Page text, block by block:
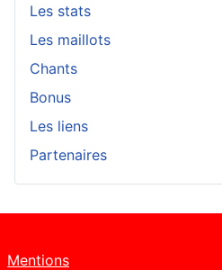
Les stats
Les maillots
Chants
Bonus
Les liens
Partenaires
Mentions